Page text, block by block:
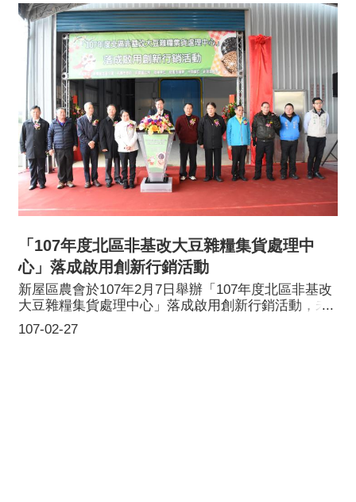
遊」也推出花季小旅行，探訪百年茶廠、體驗手作及
農樂，歡迎至臉書粉絲團「戀戀魯冰花現大北坑」追
蹤最新花況及活動訊息，詳細活動請上戀戀魯冰花官
方網站https://www.dbklupine.com.tw/。
「107年度北區非基改大豆雜糧集貨處理中
心」落成啟用創新行銷活動
107-02-27
新屋區農會於107年2月7日舉辦「107年度北區非基改
大豆雜糧集貨處理中心」落成啟用創新行銷活動，未
來將配合市政府低耗水的大豆雜糧作物推廣之目標，
肩負北台灣大豆雜糧集貨處理責任。本府於105年補助